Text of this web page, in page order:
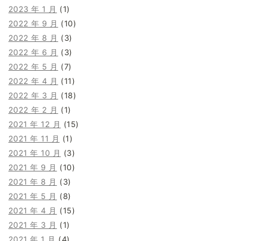
2023 年 1 月 (1)
2022 年 9 月 (10)
2022 年 8 月 (3)
2022 年 6 月 (3)
2022 年 5 月 (7)
2022 年 4 月 (11)
2022 年 3 月 (18)
2022 年 2 月 (1)
2021 年 12 月 (15)
2021 年 11 月 (1)
2021 年 10 月 (3)
2021 年 9 月 (10)
2021 年 8 月 (3)
2021 年 5 月 (8)
2021 年 4 月 (15)
2021 年 3 月 (1)